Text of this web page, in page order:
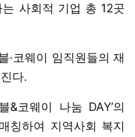
사회적 기업 총 12곳
·코웨이 임직원들의 재
다.
&코웨이 나눔 DAY’의
칭하여 지역사회 복지